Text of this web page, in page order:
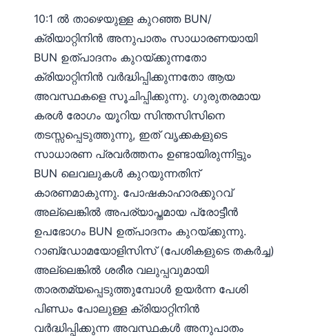
10:1 ൽ താഴെയുള്ള കുറഞ്ഞ BUN/
ക്രിയാറ്റിനിൻ അനുപാതം സാധാരണയായി
BUN ഉത്പാദനം കുറയ്ക്കുന്നതോ
ക്രിയാറ്റിനിൻ വർദ്ധിപ്പിക്കുന്നതോ ആയ
അവസ്ഥകളെ സൂചിപ്പിക്കുന്നു. ഗുരുതരമായ
കരൾ രോഗം യൂറിയ സിന്തസിസിനെ
തടസ്സപ്പെടുത്തുന്നു, ഇത് വൃക്കകളുടെ
സാധാരണ പ്രവർത്തനം ഉണ്ടായിരുന്നിട്ടും
BUN ലെവലുകൾ കുറയുന്നതിന്
കാരണമാകുന്നു. പോഷകാഹാരക്കുറവ്
അല്ലെങ്കിൽ അപര്യാപ്തമായ പ്രോട്ടീൻ
ഉപഭോഗം BUN ഉത്പാദനം കുറയ്ക്കുന്നു.
റാബ്ഡോമയോളിസിസ് (പേശികളുടെ തകർച്ച)
അല്ലെങ്കിൽ ശരീര വലുപ്പവുമായി
താരതമ്യപ്പെടുത്തുമ്പോൾ ഉയർന്ന പേശി
പിണ്ഡം പോലുള്ള ക്രിയാറ്റിനിൻ
വർദ്ധിപ്പിക്കുന്ന അവസ്ഥകൾ അനുപാതം